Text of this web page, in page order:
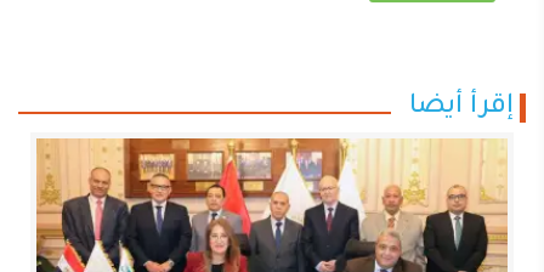
إقرأ أيضا